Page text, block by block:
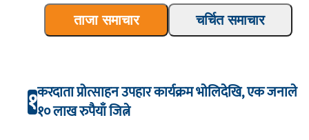
ताजा समाचार चर्चित समाचार
१करदाता प्रोत्साहन उपहार कार्यक्रम भाेलिदेखि, एक जनाले
१० लाख रुपैयाँ जित्ने